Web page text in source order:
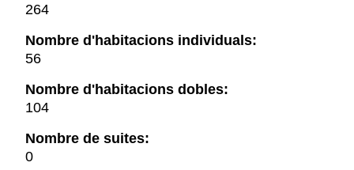
264
Nombre d'habitacions individuals:
56
Nombre d'habitacions dobles:
104
Nombre de suites:
0